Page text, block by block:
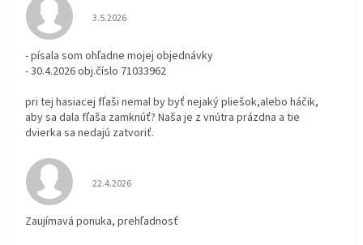
Hodnotenie obchodu je 3 z 5 hviezdičiek.
3.5.2026
- písala som ohľadne mojej objednávky
- 30.4.2026 obj.číslo 71033962
pri tej hasiacej fľaši nemal by byť nejaký pliešok,alebo háčik,
aby sa dala fľaša zamknúť? Naša je z vnútra prázdna a tie
dvierka sa nedajú zatvoriť.
Hodnotenie obchodu je 5 z 5 hviezdičiek.
22.4.2026
Zaujímavá ponuka, prehľadnosť